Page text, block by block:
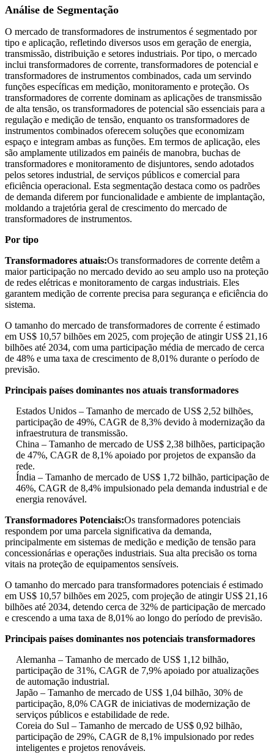
Análise de Segmentação
O mercado de transformadores de instrumentos é segmentado por
tipo e aplicação, refletindo diversos usos em geração de energia,
transmissão, distribuição e setores industriais. Por tipo, o mercado
inclui transformadores de corrente, transformadores de potencial e
transformadores de instrumentos combinados, cada um servindo
funções específicas em medição, monitoramento e proteção. Os
transformadores de corrente dominam as aplicações de transmissão
de alta tensão, os transformadores de potencial são essenciais para a
regulação e medição de tensão, enquanto os transformadores de
instrumentos combinados oferecem soluções que economizam
espaço e integram ambas as funções. Em termos de aplicação, eles
são amplamente utilizados em painéis de manobra, buchas de
transformadores e monitoramento de disjuntores, sendo adotados
pelos setores industrial, de serviços públicos e comercial para
eficiência operacional. Esta segmentação destaca como os padrões
de demanda diferem por funcionalidade e ambiente de implantação,
moldando a trajetória geral de crescimento do mercado de
transformadores de instrumentos.
Por tipo
Transformadores atuais:Os transformadores de corrente detêm a
maior participação no mercado devido ao seu amplo uso na proteção
de redes elétricas e monitoramento de cargas industriais. Eles
garantem medição de corrente precisa para segurança e eficiência do
sistema.
O tamanho do mercado de transformadores de corrente é estimado
em US$ 10,57 bilhões em 2025, com projeção de atingir US$ 21,16
bilhões até 2034, com uma participação média de mercado de cerca
de 48% e uma taxa de crescimento de 8,01% durante o período de
previsão.
Principais países dominantes nos atuais transformadores
Estados Unidos – Tamanho de mercado de US$ 2,52 bilhões,
participação de 49%, CAGR de 8,3% devido à modernização da
infraestrutura de transmissão.
China – Tamanho de mercado de US$ 2,38 bilhões, participação
de 47%, CAGR de 8,1% apoiado por projetos de expansão da
rede.
Índia – Tamanho de mercado de US$ 1,72 bilhão, participação de
46%, CAGR de 8,4% impulsionado pela demanda industrial e de
energia renovável.
Transformadores Potenciais:Os transformadores potenciais
respondem por uma parcela significativa da demanda,
principalmente em sistemas de medição e medição de tensão para
concessionárias e operações industriais. Sua alta precisão os torna
vitais na proteção de equipamentos sensíveis.
O tamanho do mercado para transformadores potenciais é estimado
em US$ 10,57 bilhões em 2025, com projeção de atingir US$ 21,16
bilhões até 2034, detendo cerca de 32% de participação de mercado
e crescendo a uma taxa de 8,01% ao longo do período de previsão.
Principais países dominantes nos potenciais transformadores
Alemanha – Tamanho de mercado de US$ 1,12 bilhão,
participação de 31%, CAGR de 7,9% apoiado por atualizações
de automação industrial.
Japão – Tamanho de mercado de US$ 1,04 bilhão, 30% de
participação, 8,0% CAGR de iniciativas de modernização de
serviços públicos e estabilidade de rede.
Coreia do Sul – Tamanho de mercado de US$ 0,92 bilhão,
participação de 29%, CAGR de 8,1% impulsionado por redes
inteligentes e projetos renováveis.